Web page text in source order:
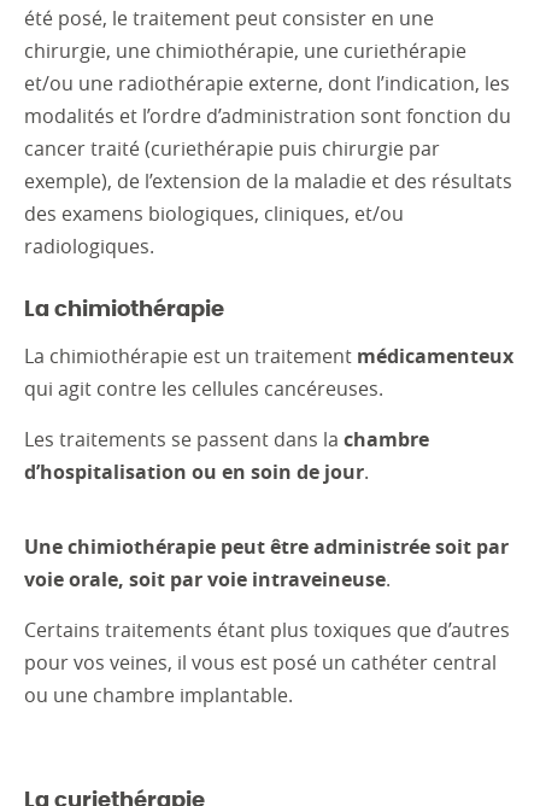
été posé, le traitement peut consister en une
chirurgie, une chimiothérapie, une curiethérapie
et/ou une radiothérapie externe, dont l’indication, les
modalités et l’ordre d’administration sont fonction du
cancer traité (curiethérapie puis chirurgie par
exemple), de l’extension de la maladie et des résultats
des examens biologiques, cliniques, et/ou
radiologiques.
La chimiothérapie
La chimiothérapie est un traitement médicamenteux
qui agit contre les cellules cancéreuses.
Les traitements se passent dans la chambre
d’hospitalisation ou en soin de jour.
Une chimiothérapie peut être administrée soit par
voie orale, soit par voie intraveineuse.
Certains traitements étant plus toxiques que d’autres
pour vos veines, il vous est posé un cathéter central
ou une chambre implantable.
La curiethérapie